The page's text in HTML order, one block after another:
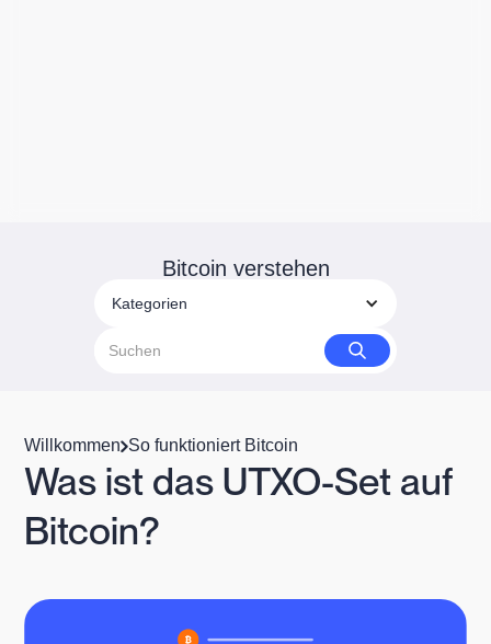
Bitcoin verstehen
Kategorien
Willkommen So funktioniert Bitcoin
Was ist das UTXO-Set auf
Bitcoin?